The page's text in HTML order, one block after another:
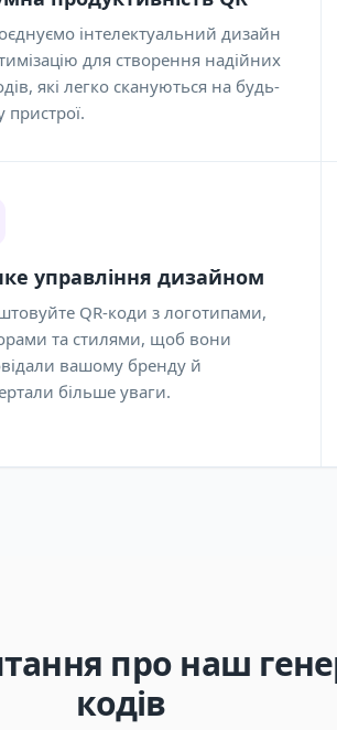
інтелектуальний дизайн
для створення надійних
які легко скануються на будь-
пристрої.
управління дизайном
QR-коди з логотипами,
та стилями, щоб вони
вашому бренду й
більше уваги.
про наш
кодів